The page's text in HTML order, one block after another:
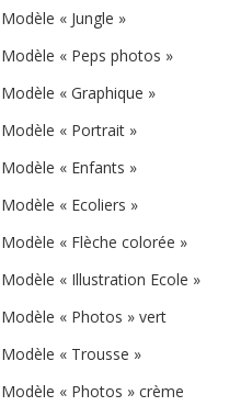
Modèle « Jungle »
Modèle « Peps photos »
Modèle « Graphique »
Modèle « Portrait »
Modèle « Enfants »
Modèle « Ecoliers »
Modèle « Flèche colorée »
Modèle « Illustration Ecole »
Modèle « Photos » vert
Modèle « Trousse »
Modèle « Photos » crème